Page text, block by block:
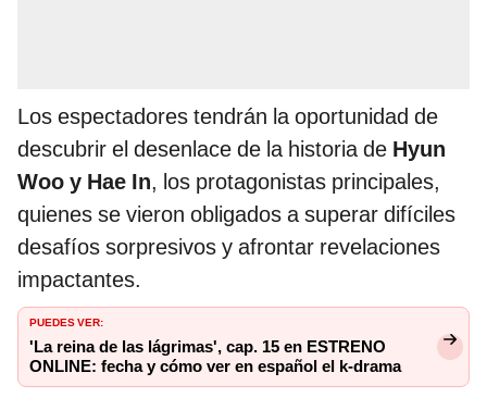
Los espectadores tendrán la oportunidad de
descubrir el desenlace de la historia de Hyun
Woo y Hae In, los protagonistas principales,
quienes se vieron obligados a superar difíciles
desafíos sorpresivos y afrontar revelaciones
impactantes.
PUEDES VER:
'La reina de las lágrimas', cap. 15 en ESTRENO
ONLINE: fecha y cómo ver en español el k-drama